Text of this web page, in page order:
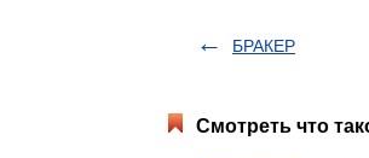
БРАКЕР
Смотреть что